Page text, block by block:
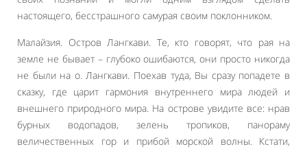
настоящего, бесстрашного самурая своим поклонником.
Малайзия. Остров Лангкави. Те, кто говорят, что рая на
земле не бывает – глубоко ошибаются, они просто никогда
не были на о. Лангкави. Поехав туда, Вы сразу попадете в
сказку, где царит гармония внутреннего мира людей и
внешнего природного мира. На острове увидите все: нрав
бурных водопадов, зелень тропиков, панораму
величественных гор и прибой морской волны. Кстати,